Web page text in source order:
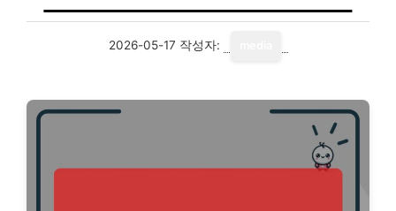
2026-05-17 작성자: